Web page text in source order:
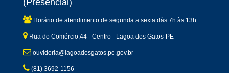
(Presencial)
Horário de atendimento de segunda a sexta dàs 7h às 13h
Rua do Comércio,44 - Centro - Lagoa dos Gatos-PE
ouvidoria@lagoadosgatos.pe.gov.br
(81) 3692-1156